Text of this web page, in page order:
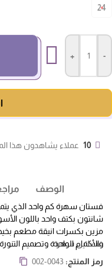
24
10 عملاء يشاهدون هذا
الوصف
فستان سهرة كم واحد الذي يتميز
شانتون بكتف واحد باللون
مزين بكسرات انيقة مطعم بخيط
والأكمام الواحدة وتصميم
بتصميم أنيق وعصري يلائم
فساتين سهرة
رمز المنتج:002-0043